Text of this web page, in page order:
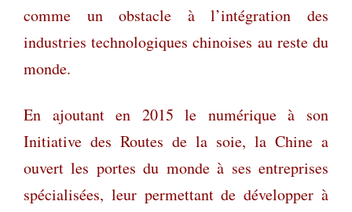
comme un obstacle à l’intégration des
industries technologiques chinoises au reste du
monde.
En ajoutant en 2015 le numérique à son
Initiative des Routes de la soie, la Chine a
ouvert les portes du monde à ses entreprises
spécialisées, leur permettant de développer à